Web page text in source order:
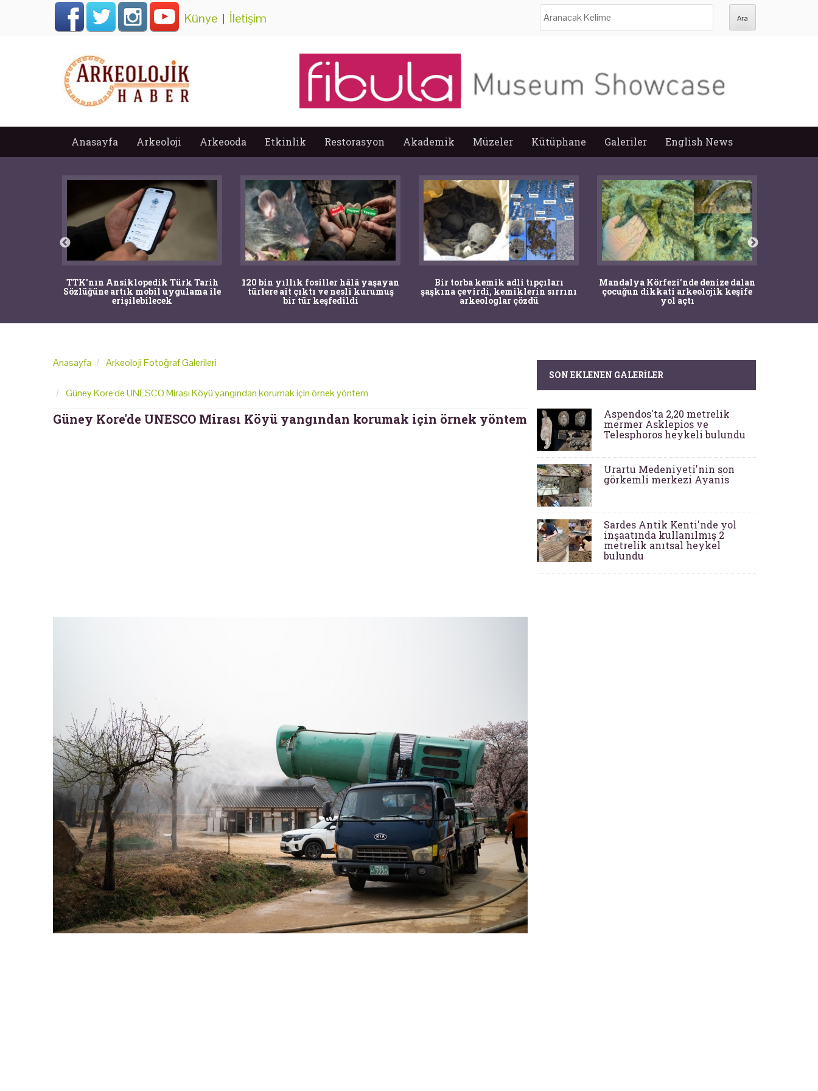
Künye | İletişim
Anasayfa Arkeoloji Arkeooda Etkinlik Restorasyon Akademik Müzeler Kütüphane Galeriler English News
TTK'nın Ansiklopedik Türk Tarih
Sözlüğüne artık mobil uygulama ile
erişilebilecek
120 bin yıllık fosiller hâlâ yaşayan
türlere ait çıktı ve nesli kurumuş
bir tür keşfedildi
Bir torba kemik adli tıpçıları
şaşkına çevirdi, kemiklerin sırrını
arkeologlar çözdü
Mandalya Körfezi’nde denize dalan
çocuğun dikkati arkeolojik keşife
yol açtı
Anasayfa Arkeoloji Fotoğraf Galerileri
Güney Kore'de UNESCO Mirası Köyü yangından korumak için örnek yöntem
Güney Kore'de UNESCO Mirası Köyü yangından korumak için örnek yöntem
SON EKLENEN GALERILER
Aspendos'ta 2,20 metrelik
mermer Asklepios ve
Telesphoros heykeli bulundu
Urartu Medeniyeti'nin son
görkemli merkezi Ayanis
Sardes Antik Kenti'nde yol
inşaatında kullanılmış 2
metrelik anıtsal heykel
bulundu